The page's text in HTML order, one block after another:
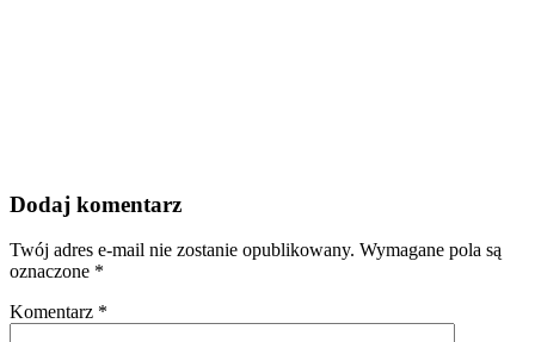
Dodaj komentarz
Twój adres e-mail nie zostanie opublikowany. Wymagane pola są
oznaczone *
Komentarz *